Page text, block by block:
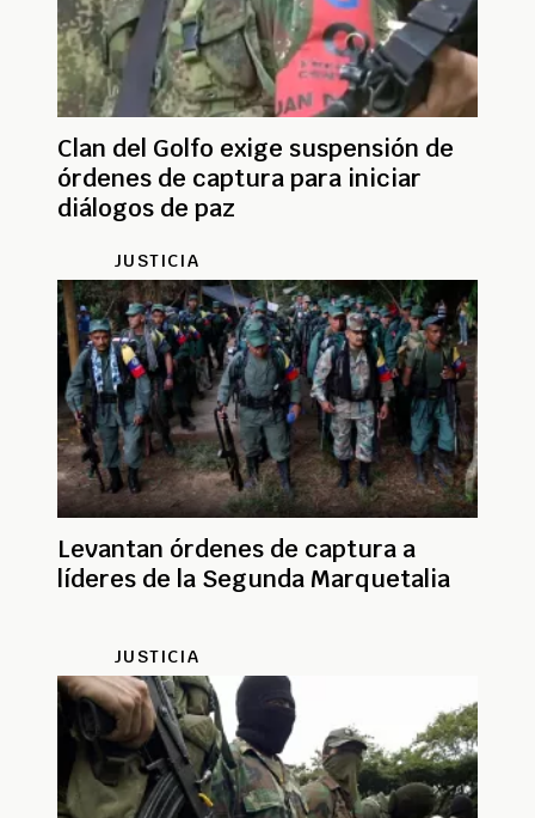
Clan del Golfo exige suspensión de
órdenes de captura para iniciar
diálogos de paz
JUSTICIA
Levantan órdenes de captura a
líderes de la Segunda Marquetalia
JUSTICIA